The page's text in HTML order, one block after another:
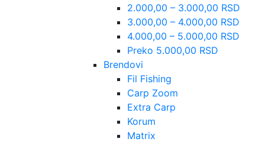
2.000,00 – 3.000,00 RSD
3.000,00 – 4.000,00 RSD
4.000,00 – 5.000,00 RSD
Preko 5.000,00 RSD
Brendovi
Fil Fishing
Carp Zoom
Extra Carp
Korum
Matrix